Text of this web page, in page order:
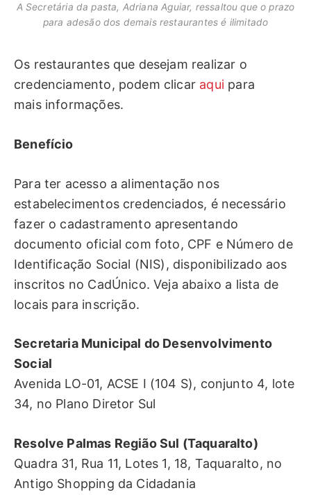
A Secretária da pasta, Adriana Aguiar, ressaltou que o prazo
para adesão dos demais restaurantes é ilimitado
Os restaurantes que desejam realizar o
credenciamento, podem clicar aquipara
mais informações.
Benefício
Para ter acesso a alimentação nos
estabelecimentos credenciados, é necessário
fazer o cadastramento apresentando
documento oficial com foto, CPF e Número de
Identificação Social (NIS), disponibilizado aos
inscritos no CadÚnico. Veja abaixo a lista de
locais para inscrição.
Secretaria Municipal do Desenvolvimento
Social
Avenida LO-01, ACSE I (104 S), conjunto 4, lote
34, no Plano Diretor Sul
Resolve Palmas Região Sul (Taquaralto)
Quadra 31, Rua 11, Lotes 1, 18, Taquaralto, no
Antigo Shopping da Cidadania